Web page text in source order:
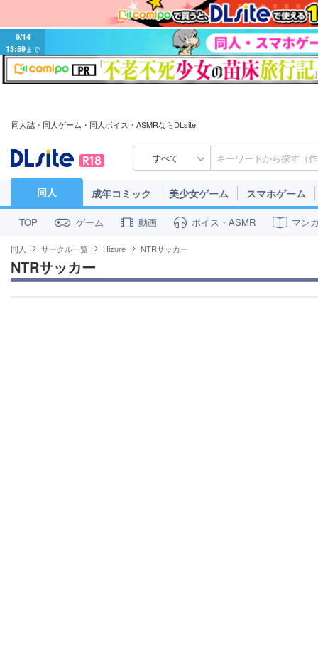
9/14
13:59まで
同人誌・同人ゲーム・同人ボイス・ASMRならDLsite
すべて
同人 成年コミック 美少女ゲーム スマホゲーム
TOP ゲーム 動画 ボイス・ASMR マン
同人 サークル一覧 Hizure NTRサッカー
NTRサッカー